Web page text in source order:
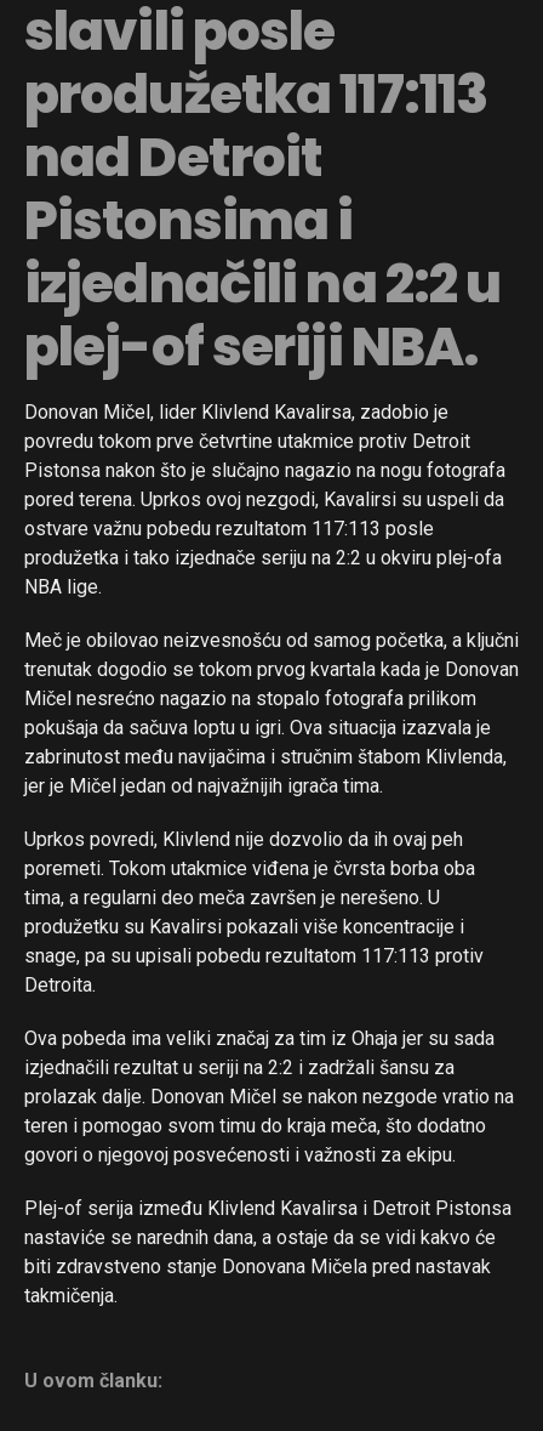
slavili posle
produžetka 117:113
nad Detroit
Pistonsima i
izjednačili na 2:2 u
plej-of seriji NBA.
Donovan Mičel, lider Klivlend Kavalirsa, zadobio je
povredu tokom prve četvrtine utakmice protiv Detroit
Pistonsa nakon što je slučajno nagazio na nogu fotografa
pored terena. Uprkos ovoj nezgodi, Kavalirsi su uspeli da
ostvare važnu pobedu rezultatom 117:113 posle
produžetka i tako izjednače seriju na 2:2 u okviru plej-ofa
NBA lige.
Meč je obilovao neizvesnošću od samog početka, a ključni
trenutak dogodio se tokom prvog kvartala kada je Donovan
Mičel nesrećno nagazio na stopalo fotografa prilikom
pokušaja da sačuva loptu u igri. Ova situacija izazvala je
zabrinutost među navijačima i stručnim štabom Klivlenda,
jer je Mičel jedan od najvažnijih igrača tima.
Uprkos povredi, Klivlend nije dozvolio da ih ovaj peh
poremeti. Tokom utakmice viđena je čvrsta borba oba
tima, a regularni deo meča završen je nerešeno. U
produžetku su Kavalirsi pokazali više koncentracije i
snage, pa su upisali pobedu rezultatom 117:113 protiv
Detroita.
Ova pobeda ima veliki značaj za tim iz Ohaja jer su sada
izjednačili rezultat u seriji na 2:2 i zadržali šansu za
prolazak dalje. Donovan Mičel se nakon nezgode vratio na
teren i pomogao svom timu do kraja meča, što dodatno
govori o njegovoj posvećenosti i važnosti za ekipu.
Plej-of serija između Klivlend Kavalirsa i Detroit Pistonsa
nastaviće se narednih dana, a ostaje da se vidi kakvo će
biti zdravstveno stanje Donovana Mičela pred nastavak
takmičenja.
U ovom članku:
Flipboard
Pinterest
Email